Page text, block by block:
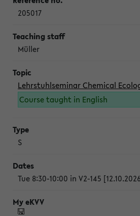
205017
Müller
Lehrstuhlseminar Chemical
Course taught in English
S
Tue 8:30-10:00 in V2-145